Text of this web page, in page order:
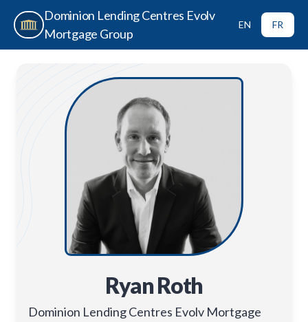
Dominion Lending Centres Evolv
Mortgage Group
EN FR
Ryan Roth
Dominion Lending Centres Evolv Mortgage